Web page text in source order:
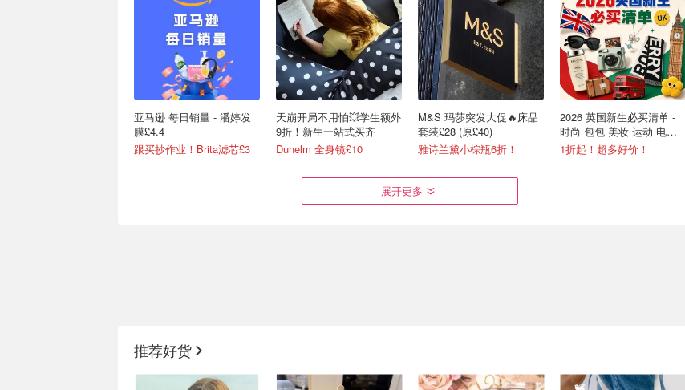
亚马逊 每日销量 - 潘婷发
膜£4.4
跟买抄作业！Brita滤芯£3
天崩开局不用怕💥学生额外
9折！新生一站式买齐
Dunelm 全身镜£10
M&S 玛莎突发大促🔥床品
套装£28 (原£40)
雅诗兰黛小棕瓶6折！
2026 英国新生必买清单 -
时尚 包包 美妆 运动 电子
等
1折起！超多好价！
Brita滤水壶+3个滤芯£20
送半年学生会员！
展开更多
推荐好货